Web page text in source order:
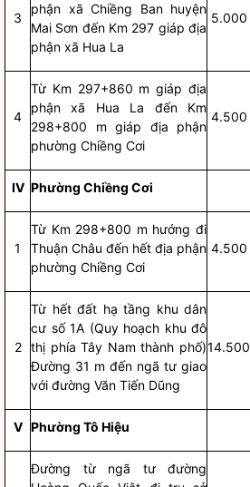
3
phận xã Chiềng Ban huyện
Mai Sơn đến Km 297 giáp địa
phận xã Hua La
5.000
4
Từ Km 297+860 m giáp địa
phận xã Hua La đến Km
298+800 m giáp địa phận
phường Chiềng Cơi
4.500
IV Phường Chiềng Cơi
1
Từ Km 298+800 m hướng đi
Thuận Châu đến hết địa phận
phường Chiềng Cơi
4.500
2
Từ hết đất hạ tầng khu dân
cư số 1A (Quy hoạch khu đô
thị phía Tây Nam thành phố)
Đường 31 m đến ngã tư giao
với đường Văn Tiến Dũng
14.500
V Phường Tô Hiệu
Đường từ ngã tư đường